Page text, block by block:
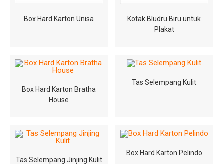
Box Hard Karton Unisa
Kotak Bludru Biru untuk
Plakat
Box Hard Karton Bratha
House
Tas Selempang Kulit
Tas Selempang Jinjing Kulit
Box Hard Karton Pelindo